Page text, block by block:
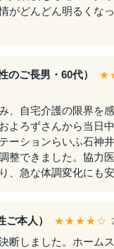
がどんどん明るくな
のご長男・60代）
、自宅介護の限界を
よろずさんから当日
ーションらいふ石神
整できました。協力
、急な体調変化にも安
本人） ★★★★☆
断しました。ホーム